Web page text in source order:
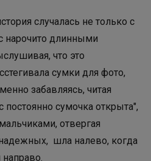
случалась не только с
нарочито длинными
что это
сумки для фото,
забавляясь, читая
сумочка открыта",
отвергая
шла налево, когда